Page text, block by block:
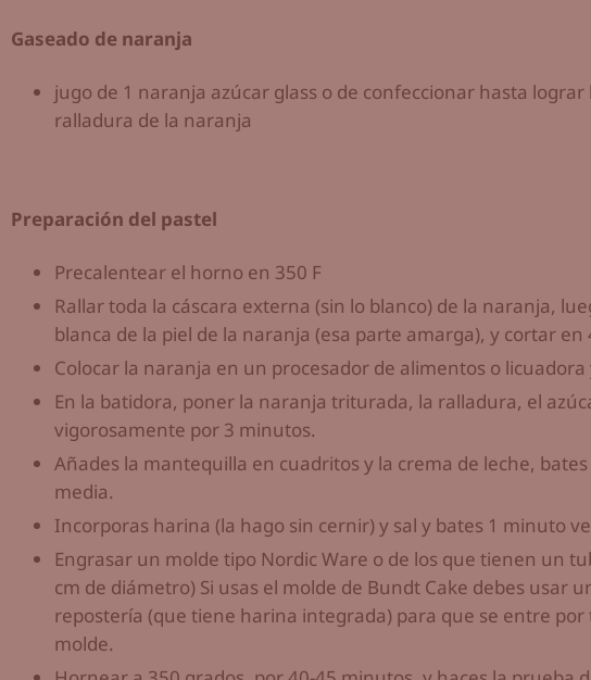
Gaseado de naranja
jugo de 1 naranja azúcar glass o de confeccionar hasta lograr
ralladura de la naranja
Preparación del pastel
Precalentear el horno en 350 F
Rallar toda la cáscara externa (sin lo blanco) de la naranja,
blanca de la piel de la naranja (esa parte amarga), y cortar en
Colocar la naranja en un procesador de alimentos o
En la batidora, poner la naranja triturada, la ralladura, el
vigorosamente por 3 minutos.
Añades la mantequilla en cuadritos y la crema de leche,
media.
Incorporas harina (la hago sin cernir) y sal y bates 1 minuto
Engrasar un molde tipo Nordic Ware o de los que tienen un
cm de diámetro) Si usas el molde de Bundt Cake debes usar
repostería (que tiene harina integrada) para que se entre por
molde.